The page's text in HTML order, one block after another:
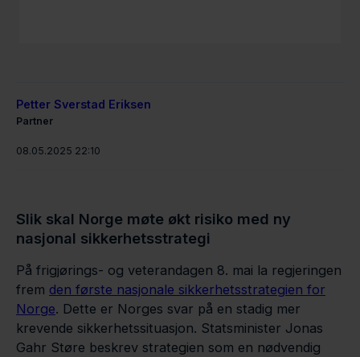
Petter Sverstad Eriksen
Partner
08.05.2025 22:10
Slik skal Norge møte økt risiko med ny
nasjonal sikkerhetsstrategi
På frigjørings- og veterandagen 8. mai la regjeringen
frem den første nasjonale sikkerhetsstrategien for
Norge. Dette er Norges svar på en stadig mer
krevende sikkerhetssituasjon. Statsminister Jonas
Gahr Støre beskrev strategien som en nødvendig